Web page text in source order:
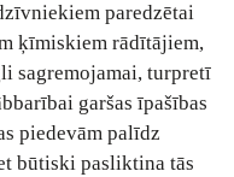
paredzētai
ķīmiskiem rādītājiem,
sagremojamai, turpretī
garšas īpašības
piedevām palīdz
būtiski pasliktina tās